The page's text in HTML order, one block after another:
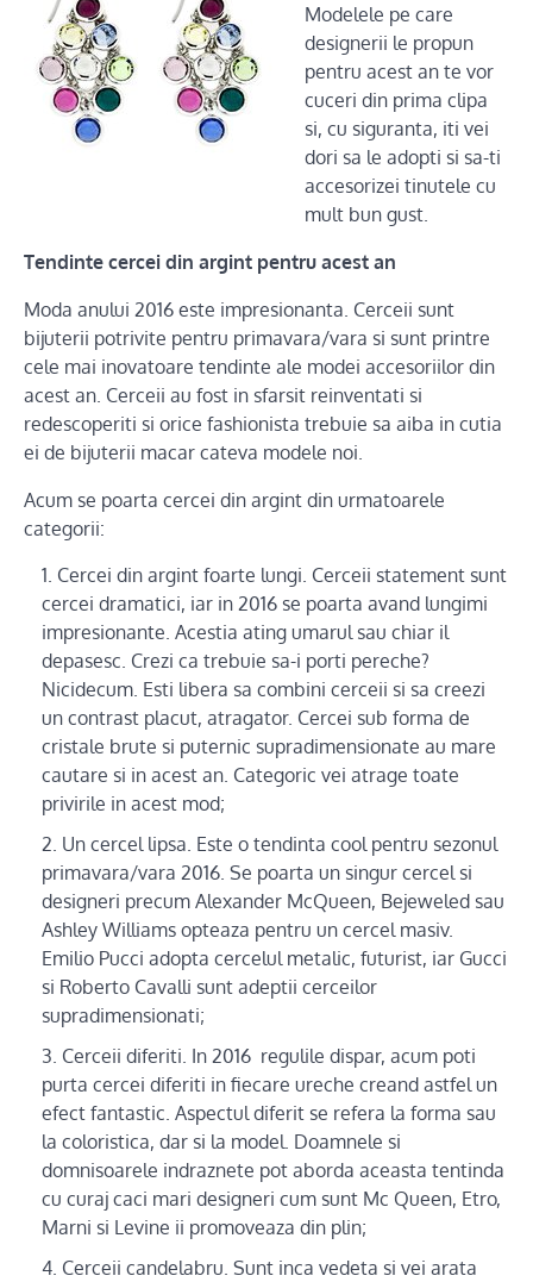
Modelele pe care
designerii le propun
pentru acest an te vor
cuceri din prima clipa
si, cu siguranta, iti vei
dori sa le adopti si sa-ti
accesorizei tinutele cu
mult bun gust.
Tendinte cercei din argint pentru acest an
Moda anului 2016 este impresionanta. Cerceii sunt
bijuterii potrivite pentru primavara/vara si sunt printre
cele mai inovatoare tendinte ale modei accesoriilor din
acest an. Cerceii au fost in sfarsit reinventati si
redescoperiti si orice fashionista trebuie sa aiba in cutia
ei de bijuterii macar cateva modele noi.
Acum se poarta cercei din argint din urmatoarele
categorii:
Cercei din argint foarte lungi. Cerceii statement sunt
cercei dramatici, iar in 2016 se poarta avand lungimi
impresionante. Acestia ating umarul sau chiar il
depasesc. Crezi ca trebuie sa-i porti pereche?
Nicidecum. Esti libera sa combini cerceii si sa creezi
un contrast placut, atragator. Cercei sub forma de
cristale brute si puternic supradimensionate au mare
cautare si in acest an. Categoric vei atrage toate
privirile in acest mod;
Un cercel lipsa. Este o tendinta cool pentru sezonul
primavara/vara 2016. Se poarta un singur cercel si
designeri precum Alexander McQueen, Bejeweled sau
Ashley Williams opteaza pentru un cercel masiv.
Emilio Pucci adopta cercelul metalic, futurist, iar Gucci
si Roberto Cavalli sunt adeptii cerceilor
supradimensionati;
Cerceii diferiti. In 2016 regulile dispar, acum poti
purta cercei diferiti in fiecare ureche creand astfel un
efect fantastic. Aspectul diferit se refera la forma sau
la coloristica, dar si la model. Doamnele si
domnisoarele indraznete pot aborda aceasta tentinda
cu curaj caci mari designeri cum sunt Mc Queen, Etro,
Marni si Levine ii promoveaza din plin;
Cerceii candelabru. Sunt inca vedeta si vei arata